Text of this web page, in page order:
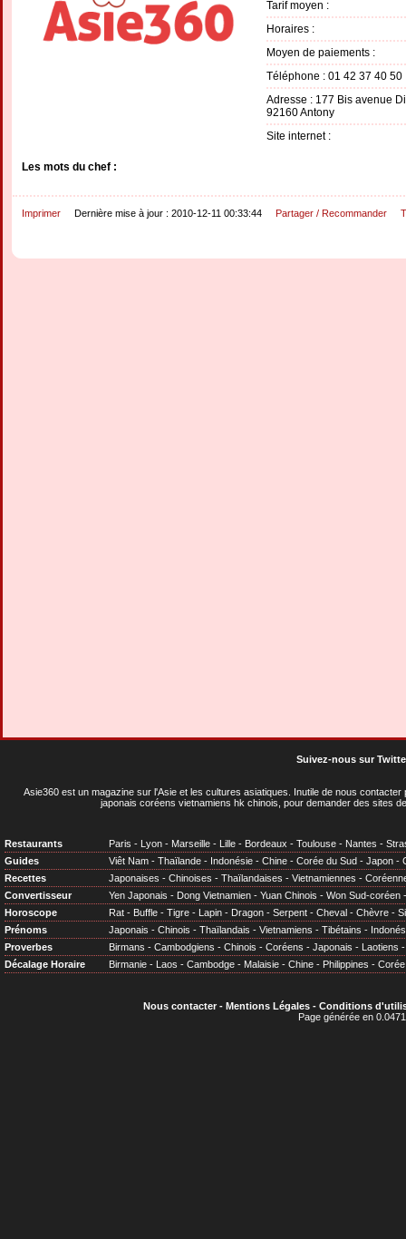
Tarif moyen :
Horaires :
Moyen de paiements :
Téléphone : 01 42 37 40 50
Adresse : 177 Bis avenue
92160 Antony
Site internet :
Les mots du chef :
Imprimer Dernière mise à jour : 2010-12-11 00:33:44 Partager / Recommander
Suivez-nous sur
Asie360 est un magazine sur l'Asie et les cultures asiatiques . Inutile de nous
japonais coréens vietnamiens hk chinois, pour demander des sites
Restaurants Paris - Lyon - Marseille - Lille - Bordeaux - Toulouse - Nantes -
Guides
Viêt Nam - Thaïlande - Indonésie - Chine - Corée du Sud - Japon -
Recettes
Japonaises - Chinoises - Thaïlandaises - Vietnamiennes -
Convertisseur
Yen Japonais - Dong Vietnamien - Yuan Chinois - Won Sud-coréen
Horoscope
Rat - Buffle - Tigre - Lapin - Dragon - Serpent - Cheval - Chèvre -
Prénoms
Japonais - Chinois - Thaïlandais - Vietnamiens - Tibétains -
Proverbes
Birmans - Cambodgiens - Chinois - Coréens - Japonais - Laotiens
Décalage Horaire
Birmanie - Laos - Cambodge - Malaisie - Chine - Philippines - Corée
Nous contacter- Mentions Légales- Conditions
Page générée en